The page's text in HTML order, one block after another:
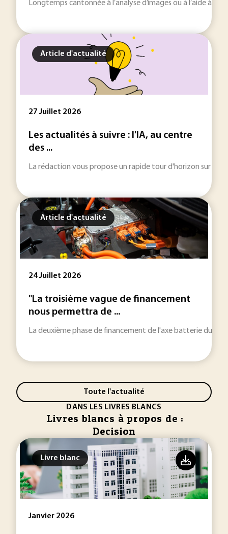
Longtemps cantonnée à l’analyse d’images ou à l’aide à
Article d'actualité
27 Juillet 2026
Les actualités à suivre : l'IA, au centre
des ...
La rédaction vous propose un rapide tour d'horizon sur les
Article d'actualité
24 Juillet 2026
"La troisième vague de financement
nous permettra de ...
La deuxième phase de financement de l'axe batterie du
Toute l'actualité
DANS LES LIVRES BLANCS
Livres blancs à propos de :
Decision
Livre blanc
Janvier 2026